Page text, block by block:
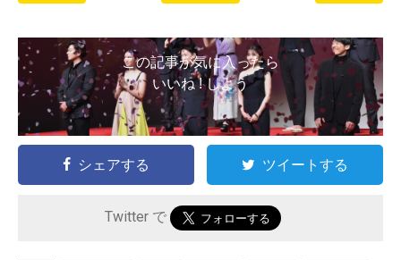
この記事が気に入ったら
いいね ! しよう
シェアする ツイートする
Twitter で